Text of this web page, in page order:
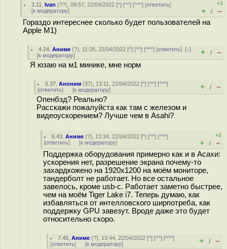
3.11 ,Ivan (??), 09:57, 22/04/2022 [^] [^^] [^^^] [ответить]
[к модератору]
+3
+ / –
Гораздо интереснее сколько будет пользователей на
Apple M1)
4.24 ,Аниме (?), 11:26, 22/04/2022 [^] [^^] [^^^] [ответить][↓]
[к модератору] + / –
Я юзаю на м1 минике, мне норм
5.37 ,Аноним (37), 13:11, 22/04/2022 [^] [^^] [^^^]
[ответить] [к модератору] + / –
Опенбзд? Реально?
Расскажи пожалуйста как там с железом и
видеоускорением? Лучше чем в Asahi?
6.43 ,Аниме (?), 13:34, 22/04/2022 [^] [^^] [^^^]
[ответить] [к модератору]
+2
+ / –
Поддержка оборудования примерно как и в Асахи:
ускорения нет, разрешение экрана почему-то
захардкожено на 1920х1200 на моём мониторе,
тандерболт не работает. Но все остальное
завелось, кроме usb-c. Работает заметно быстрее,
чем на моём Tiger Lake i7. Теперь думаю, как
избавляться от интелловского ширпотреба, как
поддержку GPU завезут. Вроде даже это будет
относительно скоро.
7.45 ,Аниме (?), 13:44, 22/04/2022 [^] [^^] [^^^]
[ответить] [к модератору] + / –